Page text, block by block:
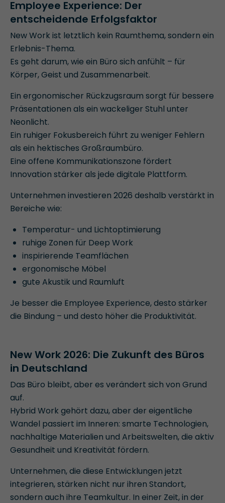
Employee Experience: Der
entscheidende Erfolgsfaktor
New Work ist letztlich kein Raumthema, sondern ein
Erlebnis-Thema.
Es geht darum, wie ein Büro sich anfühlt – für
Körper, Geist und Zusammenarbeit.
Ein ergonomischer Rückzugsraum sorgt für bessere
Präsentationen als ein wackeliger Stuhl unter
Neonlicht.
Ein ruhiger Fokusbereich führt zu weniger Fehlern
als ein hektisches Großraumbüro.
Eine offene Kommunikationszone fördert
Innovation stärker als jede digitale Plattform.
Unternehmen investieren 2026 deshalb verstärkt in
Bereiche wie:
Temperatur- und Lichtoptimierung
ruhige Zonen für Deep Work
inspirierende Teamflächen
ergonomische Möbel
gute Akustik und Raumluft
Je besser die Employee Experience, desto stärker
die Bindung – und desto höher die Produktivität.
New Work 2026: Die Zukunft des Büros
in Deutschland
Das Büro bleibt, aber es verändert sich von Grund
auf.
Hybrid Work gehört dazu, aber der eigentliche
Wandel passiert im Inneren: smarte Technologien,
nachhaltige Materialien und Arbeitswelten, die aktiv
Gesundheit und Kreativität fördern.
Unternehmen, die diese Entwicklungen jetzt
integrieren, stärken nicht nur ihren Standort,
sondern auch ihre Teamkultur. In einer Zeit, in der